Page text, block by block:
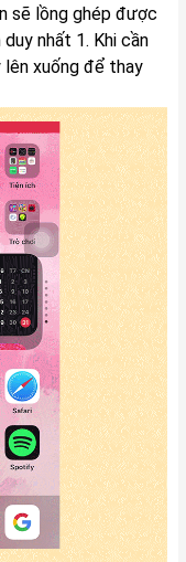
sẽ lồng ghép được
nhất 1. Khi cần
xuống để thay